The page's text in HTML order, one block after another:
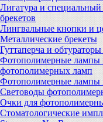
Лигатура и специальный
брекетов
Лингвальные кнопки и
Металлические брекеты
Гуттаперча и
Фотополимерные лампы
фотополимерных ламп
Фотополимерные лампы
Световоды
Очки для
Стоматологические